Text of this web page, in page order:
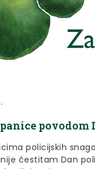
povodom
policijskih
čestitam Dan